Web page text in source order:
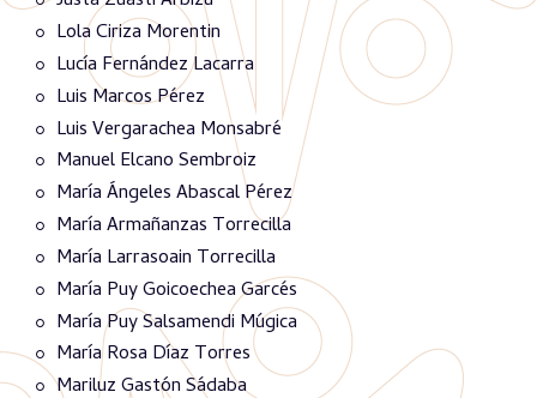
Lola Ciriza Morentin
Lucía Fernández Lacarra
Luis Marcos Pérez
Luis Vergarachea Monsabré
Manuel Elcano Sembroiz
María Ángeles Abascal Pérez
María Armañanzas Torrecilla
María Larrasoain Torrecilla
María Puy Goicoechea Garcés
María Puy Salsamendi Múgica
María Rosa Díaz Torres
Mariluz Gastón Sádaba